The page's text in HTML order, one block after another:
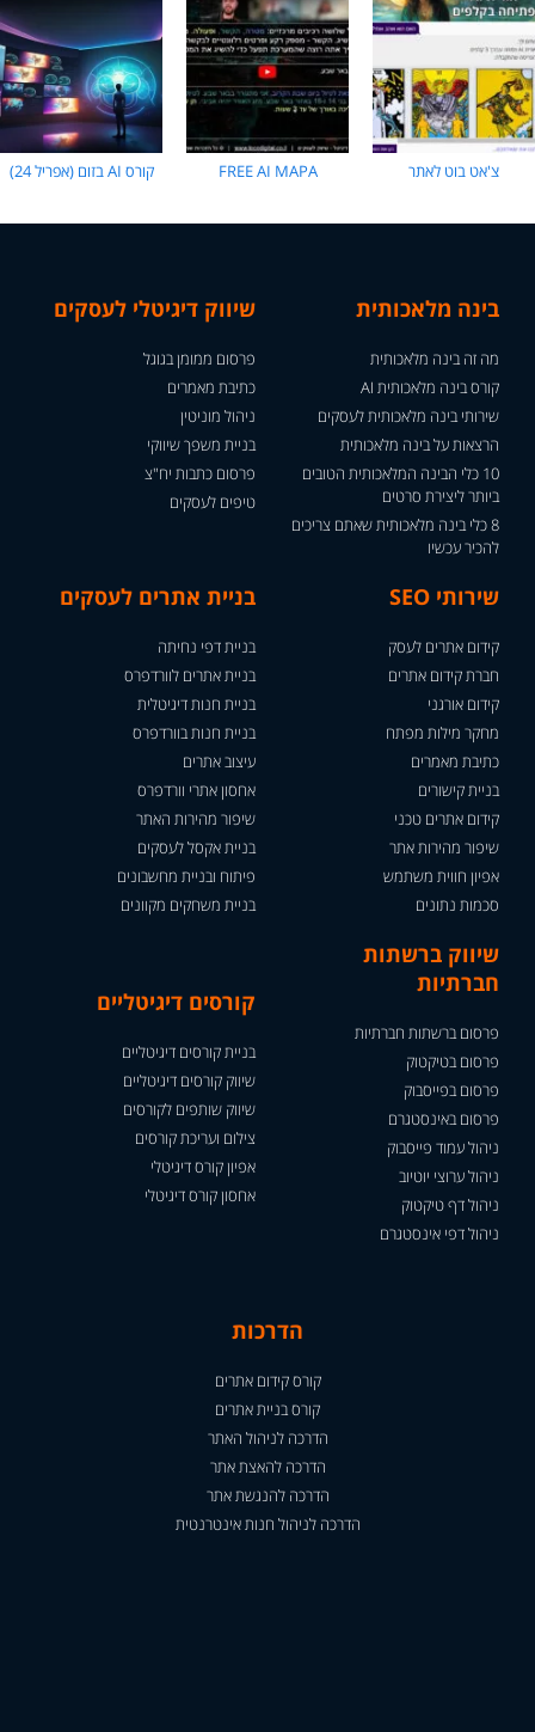
צ'אט בוט לאתר FREE AI MAPA קורס AI בזום (אפריל 24)
בינה מלאכותית
מה זה בינה מלאכותית
קורס בינה מלאכותית AI
שירותי בינה מלאכותית לעסקים
הרצאות על בינה מלאכותית
10 כלי הבינה המלאכותית הטובים
ביותר ליצירת סרטים
8 כלי בינה מלאכותית שאתם צריכים
להכיר עכשיו
שיווק דיגיטלי לעסקים
פרסום ממומן בגוגל
כתיבת מאמרים
ניהול מוניטין
בניית משפך שיווקי
פרסום כתבות יח"צ
טיפים לעסקים
שירותי SEO
קידום אתרים לעסק
חברת קידום אתרים
קידום אורגני
מחקר מילות מפתח
כתיבת מאמרים
בניית קישורים
קידום אתרים טכני
שיפור מהירות אתר
אפיון חווית משתמש
סכמות נתונים
בניית אתרים לעסקים
בניית דפי נחיתה
בניית אתרים לוורדפרס
בניית חנות דיגיטלית
בניית חנות בוורדפרס
עיצוב אתרים
אחסון אתרי וורדפרס
שיפור מהירות האתר
בניית אקסל לעסקים
פיתוח ובניית מחשבונים
בניית משחקים מקוונים
שיווק ברשתות
חברתיות
פרסום ברשתות חברתיות
פרסום בטיקטוק
פרסום בפייסבוק
פרסום באינסטגרם
ניהול עמוד פייסבוק
ניהול ערוצי יוטיוב
ניהול דף טיקטוק
ניהול דפי אינסטגרם
קורסים דיגיטליים
בניית קורסים דיגיטליים
שיווק קורסים דיגיטליים
שיווק שותפים לקורסים
צילום ועריכת קורסים
אפיון קורס דיגיטלי
אחסון קורס דיגיטלי
הדרכות
קורס קידום אתרים
קורס בניית אתרים
הדרכה לניהול האתר
הדרכה להאצת אתר
הדרכה להנגשת אתר
הדרכה לניהול חנות אינטרנטית